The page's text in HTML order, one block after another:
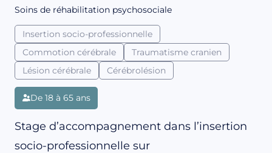
Soins de réhabilitation psychosociale
Insertion socio-professionnelle
Commotion cérébrale
Traumatisme cranien
Lésion cérébrale
Cérébrolésion
De 18 à 65 ans
Stage d’accompagnement dans l’insertion
socio-professionnelle sur